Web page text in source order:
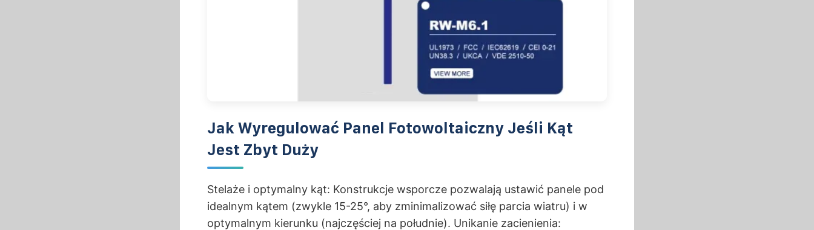
Jak Wyregulować Panel Fotowoltaiczny Jeśli Kąt
Jest Zbyt Duży
Stelaże i optymalny kąt: Konstrukcje wsporcze pozwalają ustawić panele pod
idealnym kątem (zwykle 15-25°, aby zminimalizować siłę parcia wiatru) i w
optymalnym kierunku (najczęściej na południe). Unikanie zacienienia: